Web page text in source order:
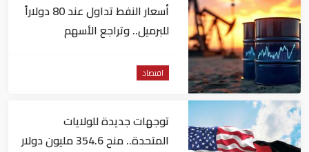
أسعار النفط تداول عند 80 دولاراً
للبرميل.. وتراجع الأسهم
اقتصاد
توجهات جديدة للولايات
المتحدة.. منح 354.6 مليون دولار